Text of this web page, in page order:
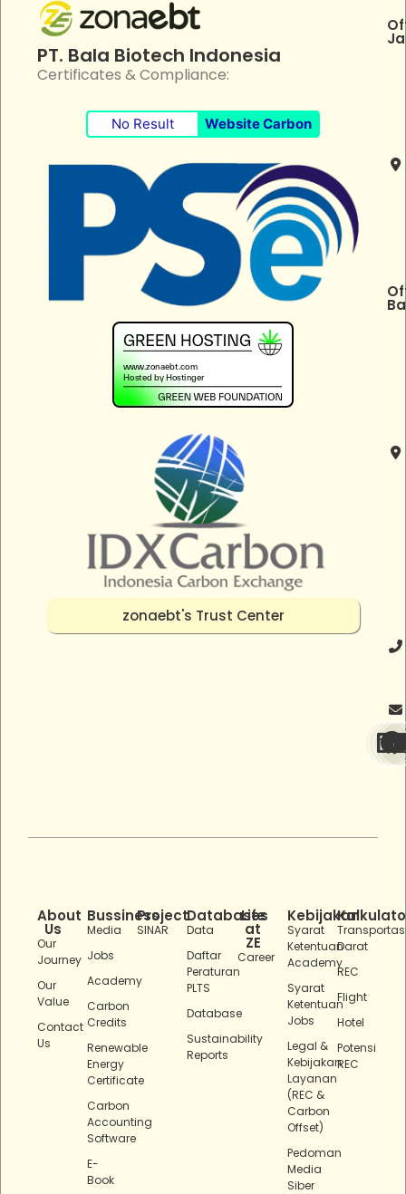
PT. Bala Biotech Indonesia
Certificates & Compliance:
No Result Website Carbon
zonaebt's Trust Center
About
Us
Our
Journey
Our
Value
Contact
Us
Bussiness
Media
Jobs
Academy
Carbon
Credits
Renewable
Energy
Certificate
Carbon
Accounting
Software
E-
Book
Project
SINAR
Databases
Data
Daftar
Peraturan
PLTS
Database
Sustainability
Reports
Life
at
ZE
Career
Kebijakan
Syarat
Ketentuan
Academy
Syarat
Ketentuan
Jobs
Legal &
Kebijakan
Layanan
(REC &
Carbon
Offset)
Pedoman
Media
Siber
Darat
REC
Flight
Hotel
Potensi
REC